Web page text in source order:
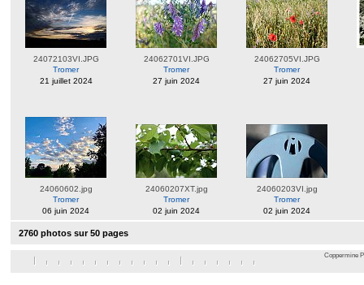
24072103VI.JPG
Tromer
21 juillet 2024
24062701VI.JPG
Tromer
27 juin 2024
24062705VI.JPG
Tromer
27 juin 2024
24060602.jpg
Tromer
06 juin 2024
24060207XT.jpg
Tromer
02 juin 2024
24060203VI.jpg
Tromer
02 juin 2024
2760 photos sur 50 pages
Coppermine